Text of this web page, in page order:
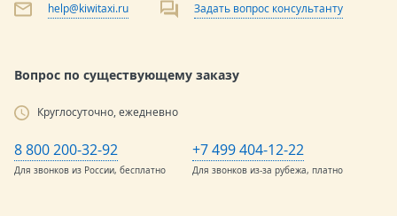
help@kiwitaxi.ru Задать вопрос консультанту
Вопрос по существующему заказу
Круглосуточно, ежедневно
8 800 200-32-92
Для звонков из России, бесплатно
+7 499 404-12-22
Для звонков из-за рубежа, платно